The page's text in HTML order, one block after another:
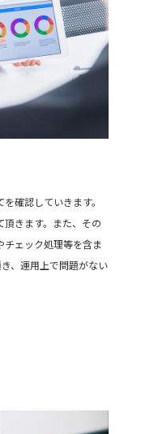
確認していきます。
きます。また、その
チェック処理等を含ま
、運用上で問題がない